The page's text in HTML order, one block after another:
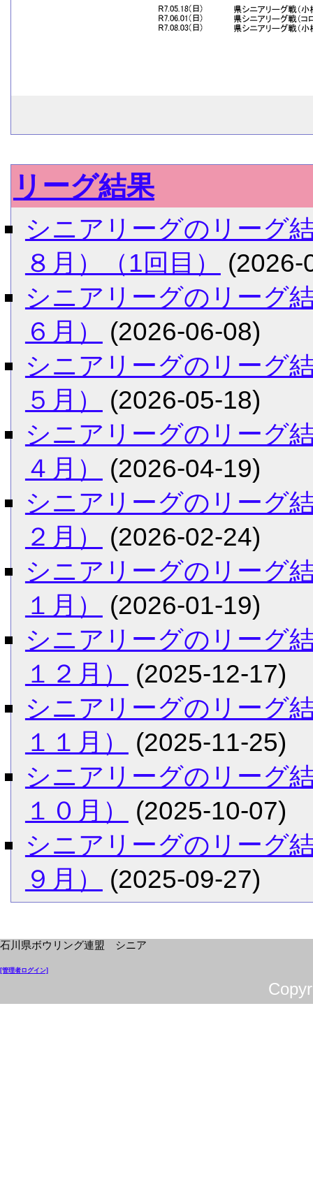
リーグ結果
シニアリーグのリーグ
８月）（1回目）
(2026-
シニアリーグのリーグ
６月）
(2026-06-08)
シニアリーグのリーグ
５月）
(2026-05-18)
シニアリーグのリーグ
４月）
(2026-04-19)
シニアリーグのリーグ
２月）
(2026-02-24)
シニアリーグのリーグ
１月）
(2026-01-19)
シニアリーグのリーグ
１２月）
(2025-12-17)
シニアリーグのリーグ
１１月）
(2025-11-25)
シニアリーグのリーグ
１０月）
(2025-10-07)
シニアリーグのリーグ
９月）
(2025-09-27)
石川県ボウリング連盟 シニア
[管理者ログイン]